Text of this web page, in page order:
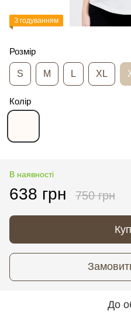
З годуванням
Розмір
S M L XL
Колір
В наявності
638 грн 750 грн
До